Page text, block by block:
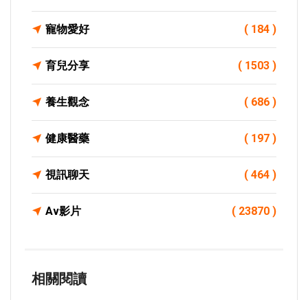
寵物愛好 ( 184 )
育兒分享 ( 1503 )
養生觀念 ( 686 )
健康醫藥 ( 197 )
視訊聊天 ( 464 )
Av影片 ( 23870 )
相關閱讀